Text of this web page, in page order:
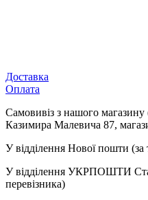
Доставка
Оплата
Самовивіз з нашого
Казимира Малевича 87,
У відділення Нової пошти
У відділення УКРПОШТИ
перевізника)